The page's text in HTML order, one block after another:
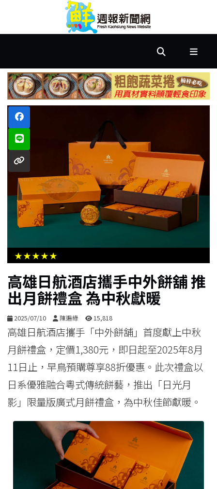
首
市
政
文
教
樂
活
家
合
影
音
購
物
★★★★★
高雄日航酒店攜手中外餅舖 推
出月餅禮盒 為中秋獻暖
2025/07/10 陳遍綠 15,818
高雄日航酒店攜手「中外餅舖」首度獻上中秋
月餅禮盒，定價1,380元，即日起至2025年8月
11日止，早鳥預購尊享88折優惠。此次禮盒以
日系優雅融合粵式傳統餅藝，推出「日光月
影」限量版廣式月餅禮盒，為中秋佳節獻暖。